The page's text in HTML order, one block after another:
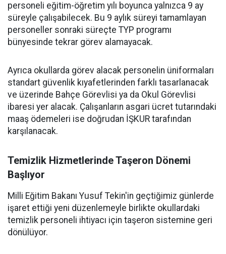
personeli eğitim-öğretim yılı boyunca yalnızca 9 ay
süreyle çalışabilecek. Bu 9 aylık süreyi tamamlayan
personeller sonraki süreçte TYP programı
bünyesinde tekrar görev alamayacak.
Ayrıca okullarda görev alacak personelin üniformaları
standart güvenlik kıyafetlerinden farklı tasarlanacak
ve üzerinde Bahçe Görevlisi ya da Okul Görevlisi
ibaresi yer alacak. Çalışanların asgari ücret tutarındaki
maaş ödemeleri ise doğrudan İŞKUR tarafından
karşılanacak.
Temizlik Hizmetlerinde Taşeron Dönemi
Başlıyor
Milli Eğitim Bakanı Yusuf Tekin'in geçtiğimiz günlerde
işaret ettiği yeni düzenlemeyle birlikte okullardaki
temizlik personeli ihtiyacı için taşeron sistemine geri
dönülüyor.